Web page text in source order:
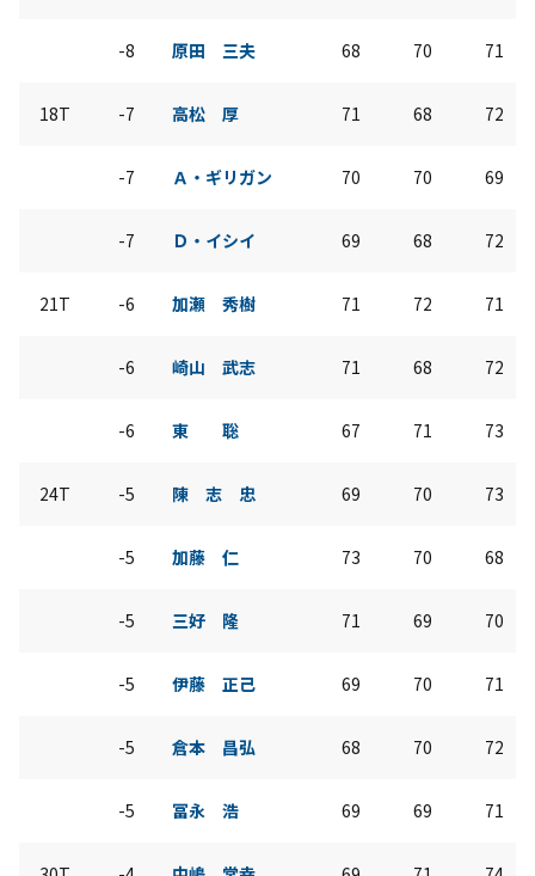
-8 原田 三夫 68 70 71
18T -7 高松 厚 71 68 72
-7 Ａ・ギリガン 70 70 69
-7 Ｄ・イシイ 69 68 72
21T -6 加瀬 秀樹 71 72 71
-6 崎山 武志 71 68 72
-6 東 聡 67 71 73
24T -5 陳 志 忠 69 70 73
-5 加藤 仁 73 70 68
-5 三好 隆 71 69 70
-5 伊藤 正己 69 70 71
-5 倉本 昌弘 68 70 72
-5 冨永 浩 69 69 71